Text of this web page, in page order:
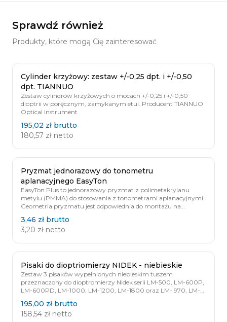
Sprawdź również
Produkty, które mogą Cię zainteresować
Cylinder krzyżowy: zestaw +/-0,25 dpt. i +/-0,50
dpt. TIANNUO
Zestaw cylindrów krzyżowych o mocach +/-0,25 i +/-0,50
dioptrii w poręcznym, zamykanym etui. Producent TIANNUO
Optical Instrument
195,02 zł brutto
180,57 zł netto
Pryzmat jednorazowy do tonometru
aplanacyjnego EasyTon
EasyTon Plus to jednorazowy pryzmat z polimetakrylanu
metylu (PMMA) do stosowania z tonometrami aplanacyjnymi.
Geometria pryzmatu jest odpowiednia do montażu na
dostępnych na rynku. Przezroczysta struktura pryzmatu
pokryta jest w środkowej części osłoną z ciemnego
położenia względem wskaźnika występującego zwykle na
uchwytach pryzmatu w tonometrów aplanacyjnych. Każdy
pryzmat umieszczony jest w sterylnym, bezpiecznym
opakowaniu. Sterylizowany jest tlenkiem etylenu, co eliminuje
ryzyko alergii u pacjenta.
3,46 zł brutto
3,20 zł netto
Pisaki do dioptriomierzy NIDEK - niebieskie
Zestaw 3 pisaków wypełnionych niebieskim tuszem
przeznaczony do dioptromierzy Nidek serii LM-500, LM-600P,
LM-600PD, LM-1000, LM-1200, LM-1800 oraz LM- 970, LM-
195,00 zł brutto
158,54 zł netto